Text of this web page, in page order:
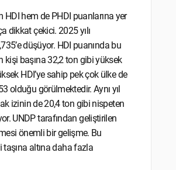
HDI hem de PHDI puanlarına yer
dikkat çekici. 2025 yılı
düşüyor. HDI puanında bu
kişi başına 32,2 ton gibi yüksek
HDI’ye sahip pek çok ülke de
olduğu görülmektedir. Aynı yıl
izinin de 20,4 ton gibi nispeten
UNDP tarafından geliştirilen
önemli bir gelişme. Bu
altına daha fazla